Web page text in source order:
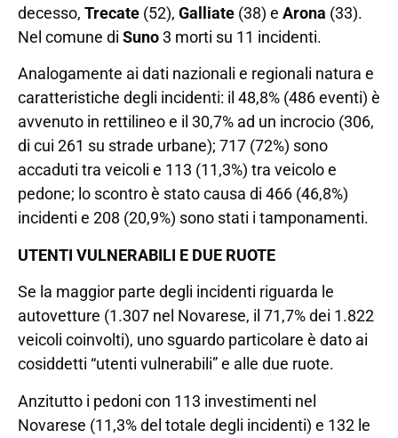
decesso, Trecate (52), Galliate (38) e Arona (33).
Nel comune di Suno3 morti su 11 incidenti.
Analogamente ai dati nazionali e regionali natura e
caratteristiche degli incidenti: il 48,8% (486 eventi) è
avvenuto in rettilineo e il 30,7% ad un incrocio (306,
di cui 261 su strade urbane); 717 (72%) sono
accaduti tra veicoli e 113 (11,3%) tra veicolo e
pedone; lo scontro è stato causa di 466 (46,8%)
incidenti e 208 (20,9%) sono stati i tamponamenti.
UTENTI VULNERABILI E DUE RUOTE
Se la maggior parte degli incidenti riguarda le
autovetture (1.307 nel Novarese, il 71,7% dei 1.822
veicoli coinvolti), uno sguardo particolare è dato ai
cosiddetti “utenti vulnerabili” e alle due ruote.
Anzitutto i pedoni con 113 investimenti nel
Novarese (11,3% del totale degli incidenti) e 132 le